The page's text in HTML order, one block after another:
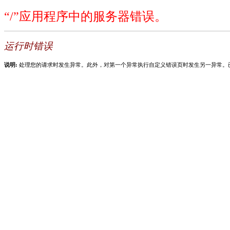
“/”应用程序中的服务器错误。
运行时错误
说明: 处理您的请求时发生异常。此外，对第一个异常执行自定义错误页时发生另一异常。